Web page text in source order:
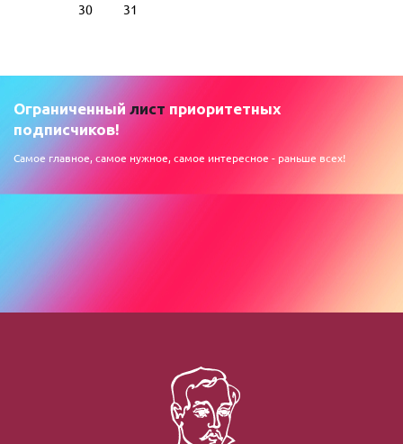
30 31
Ограниченный лист приоритетных
подписчиков!
Самое главное, самое нужное, самое интересное - раньше всех!